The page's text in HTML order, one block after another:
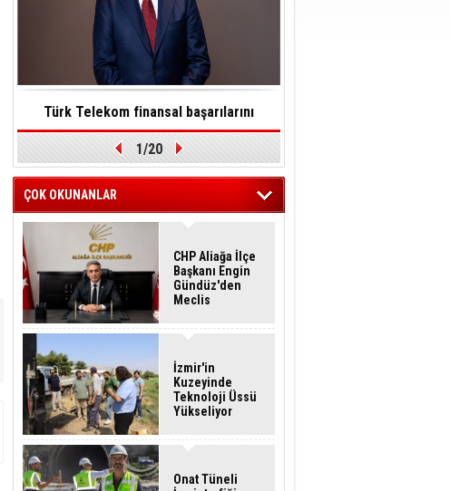
Türk Telekom finansal başarılarını
sürdürülebilirlik vizyonuyla taçlandırdı
1/20
ÇOK OKUNANLAR
CHP Aliağa İlçe
Başkanı Engin
Gündüz'den
Meclis
Çağrısı
İzmir'in
Kuzeyinde
Teknoloji Üssü
Yükseliyor
Onat Tüneli